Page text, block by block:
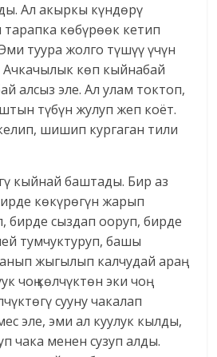
Ал акыркы күндөрү
көбүрөөк кетип
туура жолго түшүү үчүн
Ачкачылык көп кыйнабай
алсыз эле. Ал улам токтоп,
түбүн жулуп жеп коёт.
шишип кургаган тили
кыйнай баштады. Бир аз
көкүрөгүн жарып
бирде сыздап ооруп, бирде
тумчуктуруп, башы
жыгылып калчудай араң
чоң көлчүктөн эки чоң
сууну чакалап
эле, эми ал куулук кылды,
чака менен сузуп алды.